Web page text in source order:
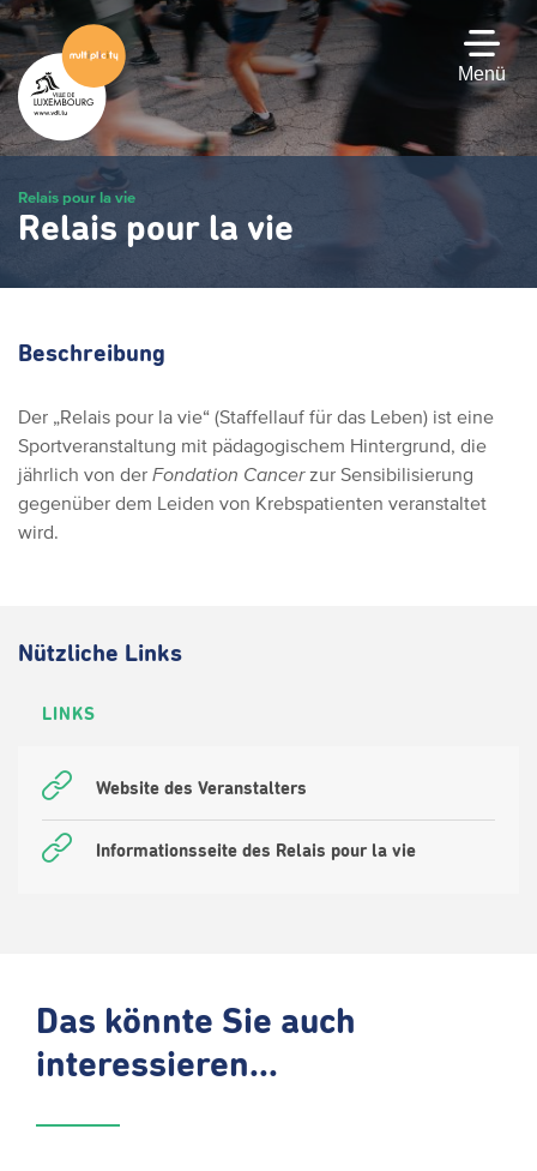
Zum
Hauptinhalt
gehen
Menü
Relais pour la vie
Relais pour la vie
Beschreibung
Der „Relais pour la vie“ (Staffellauf für das Leben) ist eine
Sportveranstaltung mit pädagogischem Hintergrund, die
jährlich von der Fondation Cancerzur Sensibilisierung
gegenüber dem Leiden von Krebspatienten veranstaltet
wird.
Nützliche Links
LINKS
Website des Veranstalters
Informationsseite des Relais pour la vie
Das könnte Sie auch
interessieren...